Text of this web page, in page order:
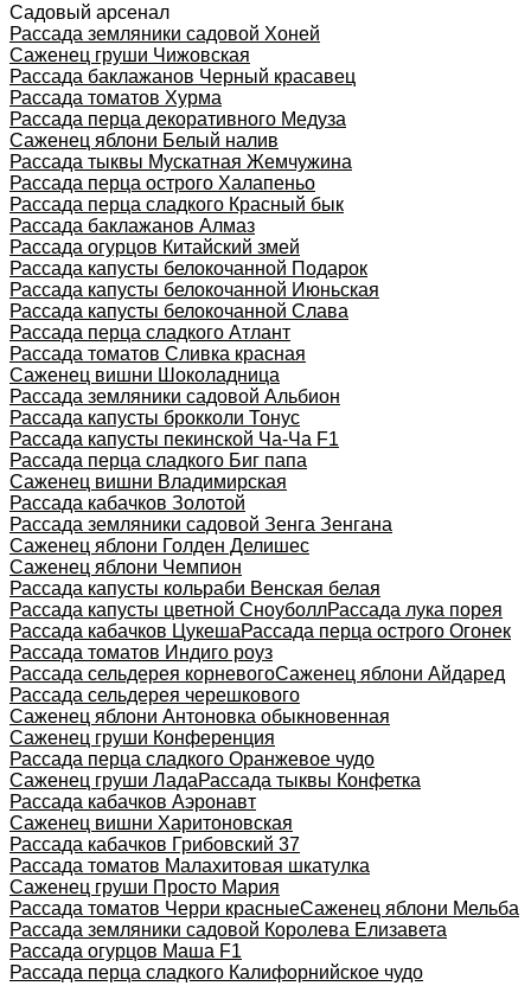
Садовый арсенал
Рассада земляники садовой Хоней
Саженец груши Чижовская
Рассада баклажанов Черный красавец
Рассада томатов Хурма
Рассада перца декоративного Медуза
Саженец яблони Белый налив
Рассада тыквы Мускатная Жемчужина
Рассада перца острого Халапеньо
Рассада перца сладкого Красный бык
Рассада баклажанов Алмаз
Рассада огурцов Китайский змей
Рассада капусты белокочанной Подарок
Рассада капусты белокочанной Июньская
Рассада капусты белокочанной Слава
Рассада перца сладкого Атлант
Рассада томатов Сливка красная
Саженец вишни Шоколадница
Рассада земляники садовой Альбион
Рассада капусты брокколи Тонус
Рассада капусты пекинской Ча-Ча F1
Рассада перца сладкого Биг папа
Саженец вишни Владимирская
Рассада кабачков Золотой
Рассада земляники садовой Зенга Зенгана
Саженец яблони Голден Делишес
Саженец яблони Чемпион
Рассада капусты кольраби Венская белая
Рассада капусты цветной СноуболлРассада лука порея
Рассада кабачков ЦукешаРассада перца острого Огонек
Рассада томатов Индиго роуз
Рассада сельдерея корневогоСаженец яблони Айдаред
Рассада сельдерея черешкового
Саженец яблони Антоновка обыкновенная
Саженец груши Конференция
Рассада перца сладкого Оранжевое чудо
Саженец груши ЛадаРассада тыквы Конфетка
Рассада кабачков Аэронавт
Саженец вишни Харитоновская
Рассада кабачков Грибовский 37
Рассада томатов Малахитовая шкатулка
Саженец груши Просто Мария
Рассада томатов Черри красныеСаженец яблони Мельба
Рассада земляники садовой Королева Елизавета
Рассада огурцов Маша F1
Рассада перца сладкого Калифорнийское чудо